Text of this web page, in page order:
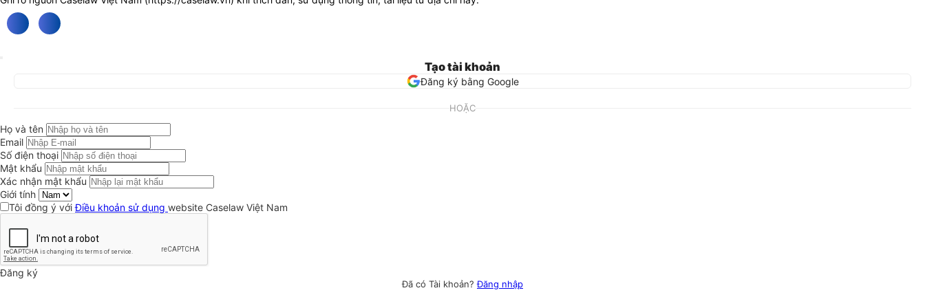
Tạo tài khoản
Đăng ký bằng Google
HOẶC
Họ và tên
Email
Số điện thoại
Mật khẩu
Xác nhận mật khẩu
Giới tính
Tôi đồng ý vớiĐiều khoản sử dụng website Caselaw Việt Nam
Đăng ký
Đã có Tài khoản?Đăng nhập